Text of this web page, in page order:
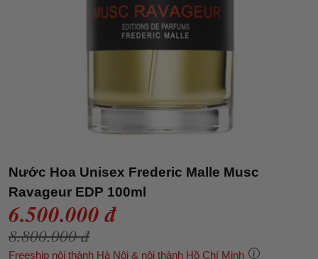
Nước Hoa Unisex Frederic Malle Musc
Ravageur EDP 100ml
6.500.000 đ
8.800.000 đ
Freeship nội thành Hà Nội & nội thành Hồ Chí Minh